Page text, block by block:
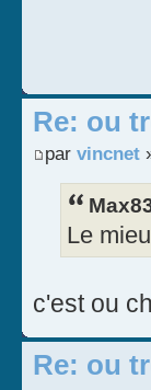
Re: ou
par vincnet
Le
c'est ou
Re: ou